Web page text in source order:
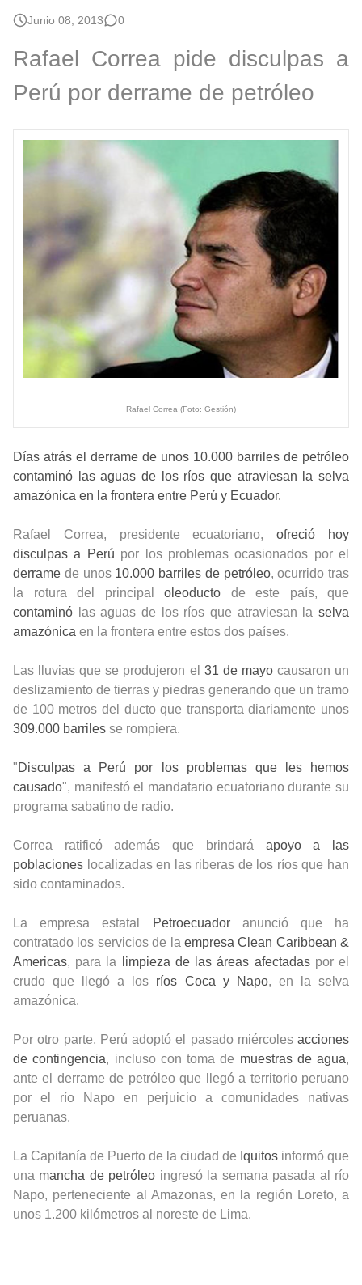
Junio 08, 2013 0
Rafael Correa pide disculpas a
Perú por derrame de petróleo
Rafael Correa (Foto: Gestión)
Días atrás el derrame de unos 10.000 barriles de petróleo
contaminó las aguas de los ríos que atraviesan la selva
amazónica en la frontera entre Perú y Ecuador.
Rafael Correa, presidente ecuatoriano, ofreció hoy
disculpas a Perú por los problemas ocasionados por el
derrame de unos 10.000 barriles de petróleo, ocurrido tras
la rotura del principal oleoducto de este país, que
contaminó
las aguas de los ríos que atraviesan laselva
amazónica en la frontera entre estos dos países.
Las lluvias que se produjeron el 31 de mayocausaron un
deslizamiento de tierras y piedras generando que un tramo
de 100 metros del ducto que transporta diariamente unos
309.000 barriles se rompiera.
"Disculpas a Perú por los problemas que les hemos
causado", manifestó el mandatario ecuatoriano durante su
programa sabatino de radio.
Correa ratificó además que brindará apoyo a las
poblaciones localizadas en las riberas de los ríos que han
sido contaminados.
La empresa estatal Petroecuador anunció que ha
contratado los servicios de la empresa Clean Caribbean &
Americas, para la limpieza de las áreas afectadaspor el
crudo que llegó a los ríos Coca y Napo, en la selva
amazónica.
Por otro parte, Perú adoptó el pasado miércolesacciones
de contingencia, incluso con toma de muestras de agua,
ante el derrame de petróleo que llegó a territorio peruano
por el río Napo en perjuicio a comunidades nativas
peruanas.
La Capitanía de Puerto de la ciudad de Iquitos informó que
una mancha de petróleo ingresó la semana pasada al río
Napo, perteneciente al Amazonas, en la región Loreto, a
unos 1.200 kilómetros al noreste de Lima.